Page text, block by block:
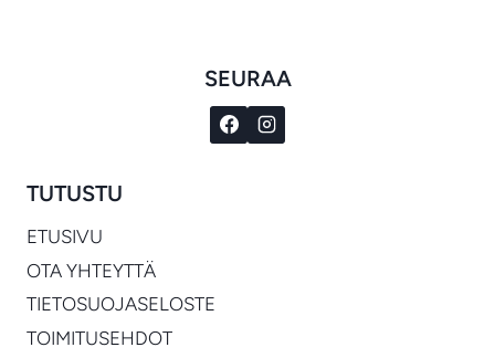
SEURAA
TUTUSTU
ETUSIVU
OTA YHTEYTTÄ
TIETOSUOJASELOSTE
TOIMITUSEHDOT